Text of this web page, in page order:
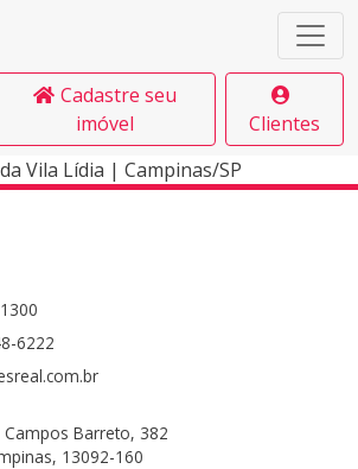
Cadastre seu
imóvel
Clientes
Vila Lídia | Campinas/SP
6222
Campos Barreto, 382
13092-160